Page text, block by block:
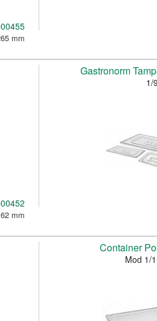
mm
mm
Gastronorm
1/9
Container
Mod 1/